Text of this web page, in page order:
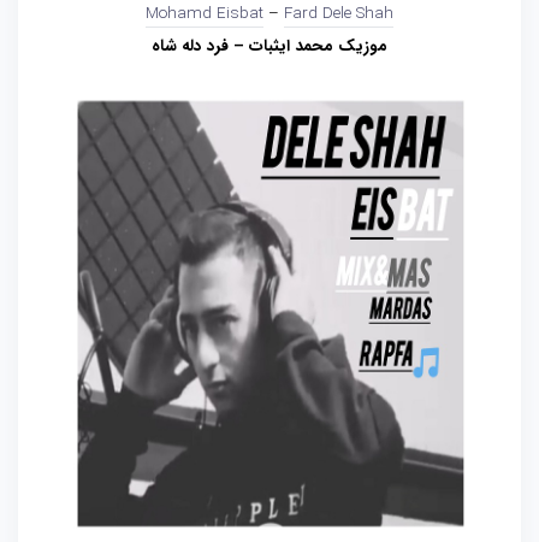
Mohamd Eisbat – Fard Dele Shah
موزیک محمد ایثبات – فرد دله شاه